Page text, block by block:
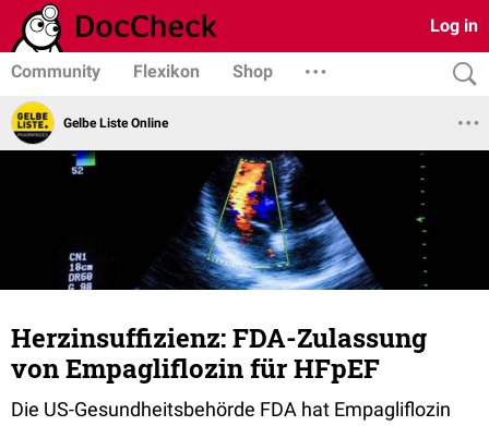
Log in
Community Flexikon Shop
Gelbe Liste Online
Herzinsuffizienz: FDA-Zulassung
von Empagliflozin für HFpEF
Die US-Gesundheitsbehörde FDA hat Empagliflozin